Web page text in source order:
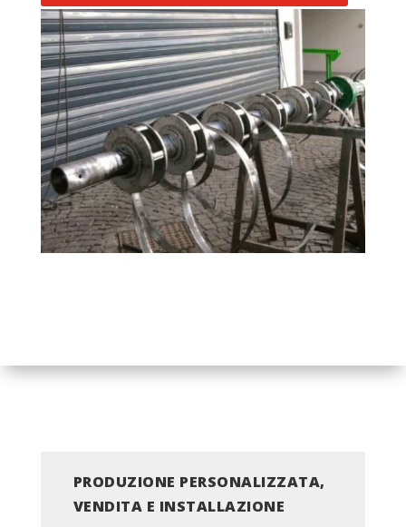
PRODUZIONE PERSONALIZZATA,
VENDITA E INSTALLAZIONE